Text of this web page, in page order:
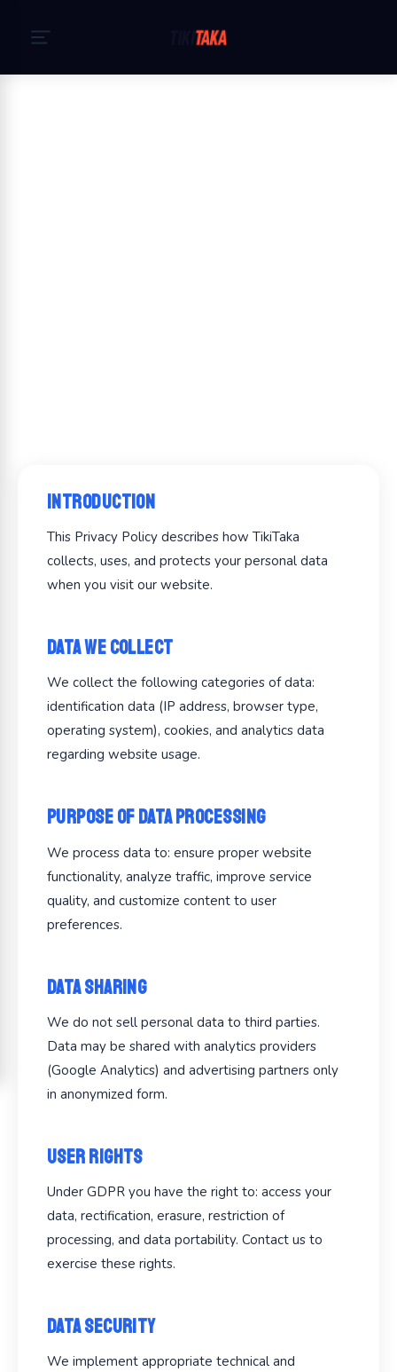
Introduction
This Privacy Policy describes how TikiTaka
collects, uses, and protects your personal data
when you visit our website.
Data We Collect
We collect the following categories of data:
identification data (IP address, browser type,
operating system), cookies, and analytics data
regarding website usage.
Purpose of Data Processing
We process data to: ensure proper website
functionality, analyze traffic, improve service
quality, and customize content to user
preferences.
Data Sharing
We do not sell personal data to third parties.
Data may be shared with analytics providers
(Google Analytics) and advertising partners only
in anonymized form.
User Rights
Under GDPR you have the right to: access your
data, rectification, erasure, restriction of
processing, and data portability. Contact us to
exercise these rights.
Data Security
We implement appropriate technical and